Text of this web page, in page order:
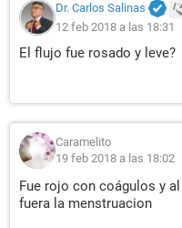
Dr. Carlos Salinas
12 feb 2018 a las 18:31
El flujo fue rosado y leve?
Caramelito
19 feb 2018 a las 18:02
Fue rojo con coágulos y
fuera la menstruacion